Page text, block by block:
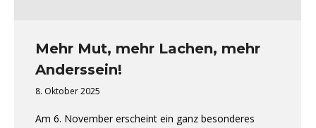
Mehr Mut, mehr Lachen, mehr
Anderssein!
8. Oktober 2025
Am 6. November erscheint ein ganz besonderes